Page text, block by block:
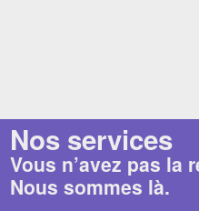
Nos services
Vous n’avez pas la
Nous sommes là.